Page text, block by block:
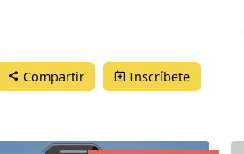
Compartir Inscríbete